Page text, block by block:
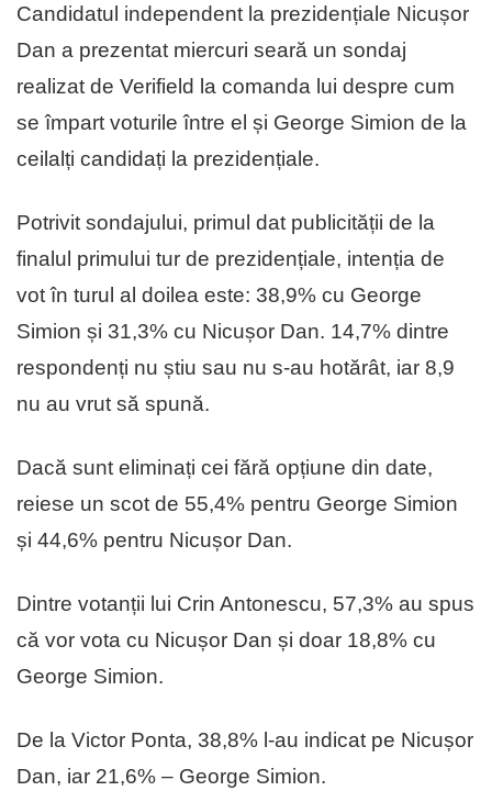
Candidatul independent la prezidențiale Nicușor
Dan a prezentat miercuri seară un sondaj
realizat de Verifield la comanda lui despre cum
se împart voturile între el și George Simion de la
ceilalți candidați la prezidențiale.
Potrivit sondajului, primul dat publicității de la
finalul primului tur de prezidențiale, intenția de
vot în turul al doilea este: 38,9% cu George
Simion și 31,3% cu Nicușor Dan. 14,7% dintre
respondenți nu știu sau nu s-au hotărât, iar 8,9
nu au vrut să spună.
Dacă sunt eliminați cei fără opțiune din date,
reiese un scot de 55,4% pentru George Simion
și 44,6% pentru Nicușor Dan.
Dintre votanții lui Crin Antonescu, 57,3% au spus
că vor vota cu Nicușor Dan și doar 18,8% cu
George Simion.
De la Victor Ponta, 38,8% l-au indicat pe Nicușor
Dan, iar 21,6% – George Simion.